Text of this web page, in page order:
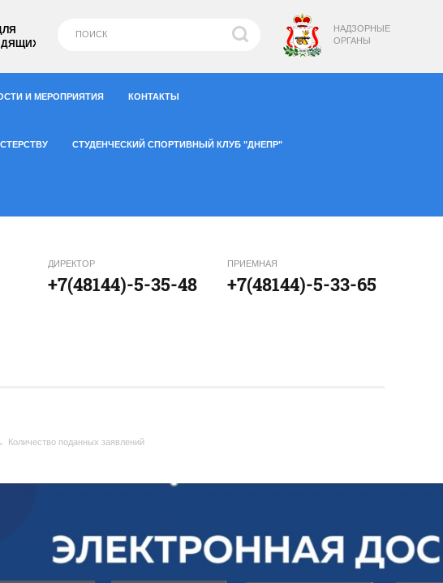
НАДЗОРНЫЕ
ОРГАНЫ
И МЕРОПРИЯТИЯ КОНТАКТЫ
СТУДЕНЧЕСКИЙ СПОРТИВНЫЙ КЛУБ "ДНЕПР"
ДИРЕКТОР
+7(48144)-5-35-48
ПРИЕМНАЯ
+7(48144)-5-33-65
Количество поданных заявлений